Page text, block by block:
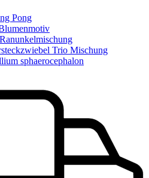
Pong
Trio Mischung
sphaerocephalon